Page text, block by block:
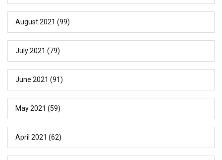
August 2021 (99)
July 2021 (79)
June 2021 (91)
May 2021 (59)
April 2021 (62)